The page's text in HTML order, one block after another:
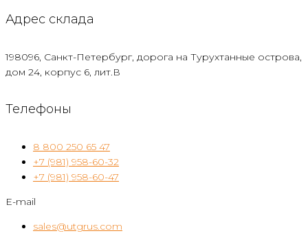
Адрес склада
198096, Санкт-Петербург, дорога на Турухтанные острова,
дом 24, корпус 6, лит.В
Телефоны
8 800 250 65 47
+7 (981) 958-60-32
+7 (981) 958-60-47
E-mail
sales@utgrus.com